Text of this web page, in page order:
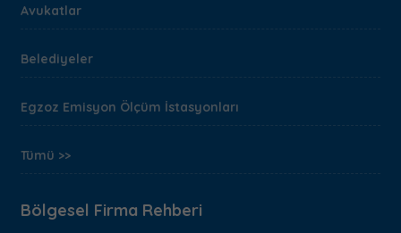
Avukatlar
Belediyeler
Egzoz Emisyon Ölçüm İstasyonları
Tümü >>
Bölgesel Firma Rehberi